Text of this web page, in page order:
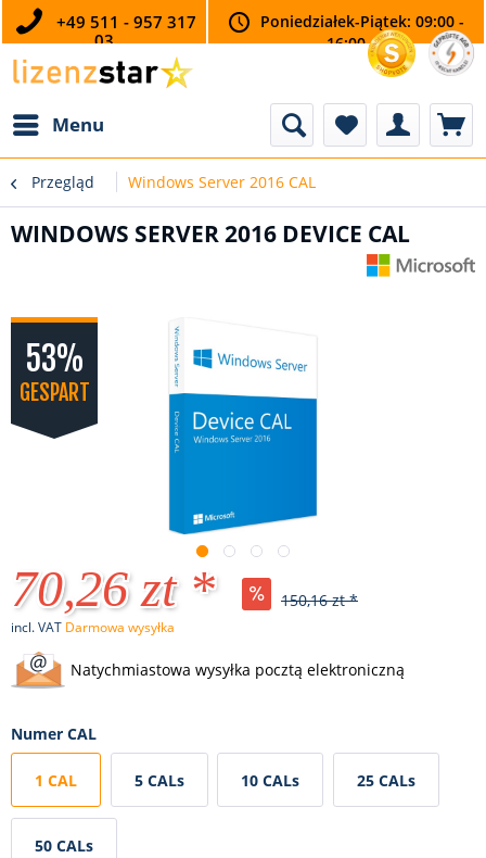
+49 511 - 957 317
03
Poniedziałek-Piątek: 09:00 -
16:00
Menu
Przegląd Windows Server 2016 CAL
WINDOWS SERVER 2016 DEVICE CAL
53%
GESPART
70,26 zt * 150,16 zt *
incl. VAT Darmowa wysyłka
Natychmiastowa wysyłka pocztą elektroniczną
Numer CAL
1 CAL 5 CALs 10 CALs 25 CALs
50 CALs